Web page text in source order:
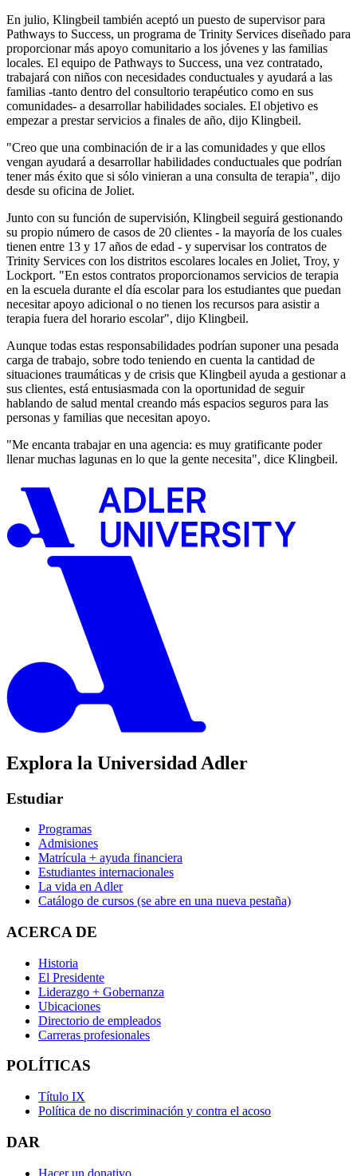
En julio, Klingbeil también aceptó un puesto de supervisor para
Pathways to Success, un programa de Trinity Services diseñado para
proporcionar más apoyo comunitario a los jóvenes y las familias
locales. El equipo de Pathways to Success, una vez contratado,
trabajará con niños con necesidades conductuales y ayudará a las
familias -tanto dentro del consultorio terapéutico como en sus
comunidades- a desarrollar habilidades sociales. El objetivo es
empezar a prestar servicios a finales de año, dijo Klingbeil.
"Creo que una combinación de ir a las comunidades y que ellos
vengan ayudará a desarrollar habilidades conductuales que podrían
tener más éxito que si sólo vinieran a una consulta de terapia", dijo
desde su oficina de Joliet.
Junto con su función de supervisión, Klingbeil seguirá gestionando
su propio número de casos de 20 clientes - la mayoría de los cuales
tienen entre 13 y 17 años de edad - y supervisar los contratos de
Trinity Services con los distritos escolares locales en Joliet, Troy, y
Lockport. "En estos contratos proporcionamos servicios de terapia
en la escuela durante el día escolar para los estudiantes que puedan
necesitar apoyo adicional o no tienen los recursos para asistir a
terapia fuera del horario escolar", dijo Klingbeil.
Aunque todas estas responsabilidades podrían suponer una pesada
carga de trabajo, sobre todo teniendo en cuenta la cantidad de
situaciones traumáticas y de crisis que Klingbeil ayuda a gestionar a
sus clientes, está entusiasmada con la oportunidad de seguir
hablando de salud mental creando más espacios seguros para las
personas y familias que necesitan apoyo.
"Me encanta trabajar en una agencia: es muy gratificante poder
llenar muchas lagunas en lo que la gente necesita", dice Klingbeil.
Explora la Universidad Adler
Estudiar
Programas
Admisiones
Matrícula + ayuda financiera
Estudiantes internacionales
La vida en Adler
Catálogo de cursos (se abre en una nueva pestaña)
ACERCA DE
Historia
El Presidente
Liderazgo + Gobernanza
Ubicaciones
Directorio de empleados
Carreras profesionales
POLÍTICAS
Título IX
Política de no discriminación y contra el acoso
DAR
Hacer un donativo